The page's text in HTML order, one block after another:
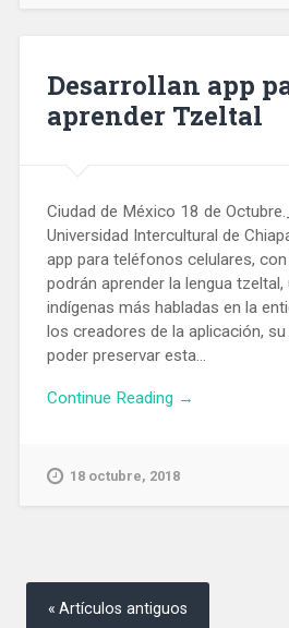
Desarrollan app
aprender Tzeltal
Ciudad de México 18 de
Universidad Intercultural de
app para teléfonos celulares,
podrán aprender la lengua tzeltal,
indígenas más habladas en la
los creadores de la aplicación,
poder preservar esta...
Continue Reading →
18 octubre, 2018
Navegación
Artículos antiguos